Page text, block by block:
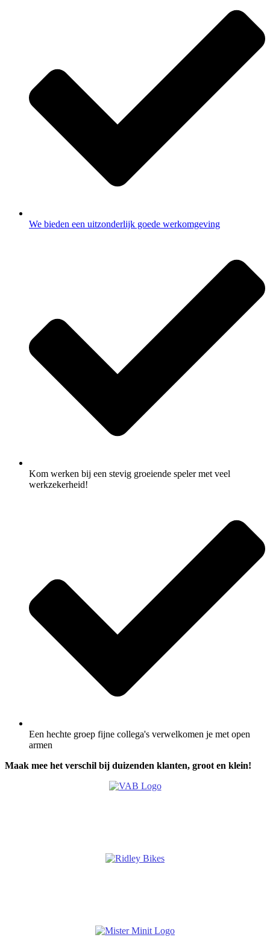
We bieden een uitzonderlijk goede werkomgeving
Kom werken bij een stevig groeiende speler met veel
werkzekerheid!
Een hechte groep fijne collega's verwelkomen je met open
armen
Maak mee het verschil bij duizenden klanten, groot en klein!